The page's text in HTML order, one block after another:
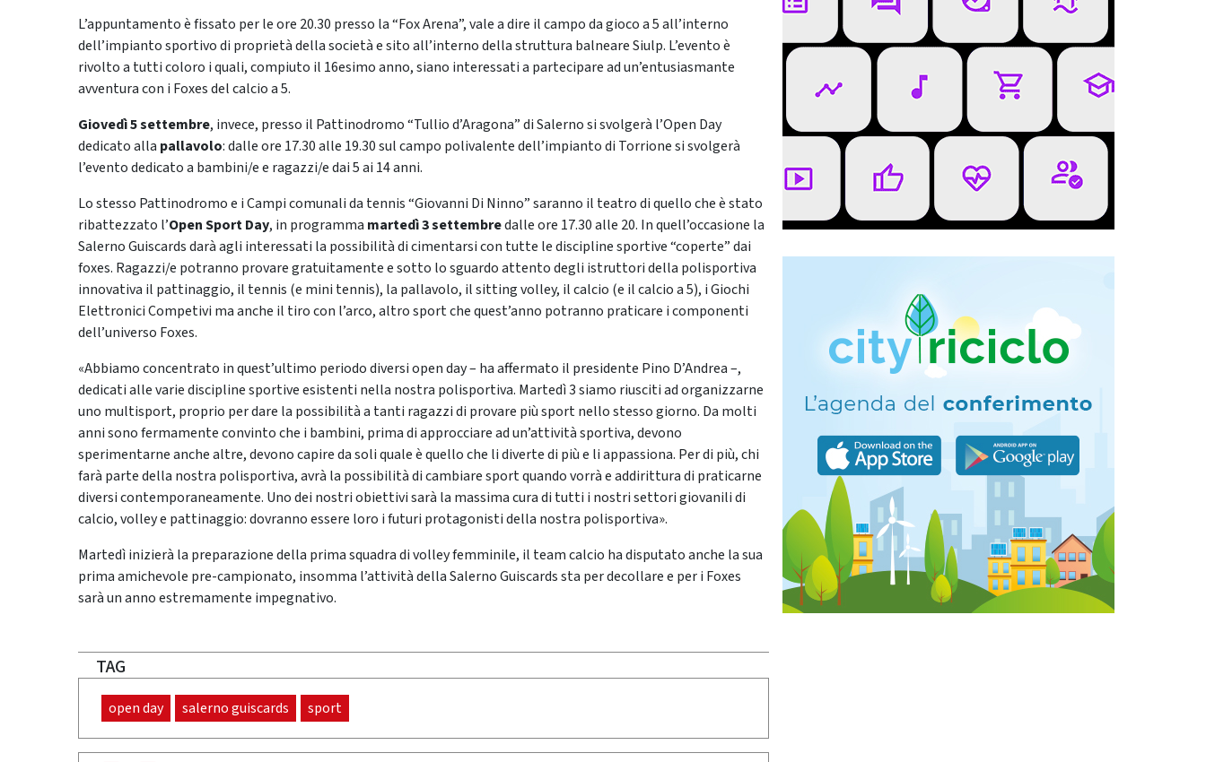
L’appuntamento è fissato per le ore 20.30 presso la “Fox Arena”, vale a dire il campo da gioco a 5 all’interno
dell’impianto sportivo di proprietà della società e sito all’interno della struttura balneare Siulp. L’evento è
rivolto a tutti coloro i quali, compiuto il 16esimo anno, siano interessati a partecipare ad un’entusiasmante
avventura con i Foxes del calcio a 5.
Giovedì 5 settembre, invece, presso il Pattinodromo “Tullio d’Aragona” di Salerno si svolgerà l’Open Day
dedicato alla pallavolo: dalle ore 17.30 alle 19.30 sul campo polivalente dell’impianto di Torrione si svolgerà
l’evento dedicato a bambini/e e ragazzi/e dai 5 ai 14 anni.
Lo stesso Pattinodromo e i Campi comunali da tennis “Giovanni Di Ninno” saranno il teatro di quello che è stato
ribattezzato l’Open Sport Day, in programma martedì 3 settembredalle ore 17.30 alle 20. In quell’occasione la
Salerno Guiscards darà agli interessati la possibilità di cimentarsi con tutte le discipline sportive “coperte” dai
foxes. Ragazzi/e potranno provare gratuitamente e sotto lo sguardo attento degli istruttori della polisportiva
innovativa il pattinaggio, il tennis (e mini tennis), la pallavolo, il sitting volley, il calcio (e il calcio a 5), i Giochi
Elettronici Competivi ma anche il tiro con l’arco, altro sport che quest’anno potranno praticare i componenti
dell’universo Foxes.
«Abbiamo concentrato in quest’ultimo periodo diversi open day – ha affermato il presidente Pino D’Andrea –,
dedicati alle varie discipline sportive esistenti nella nostra polisportiva. Martedì 3 siamo riusciti ad organizzarne
uno multisport, proprio per dare la possibilità a tanti ragazzi di provare più sport nello stesso giorno. Da molti
anni sono fermamente convinto che i bambini, prima di approcciare ad un’attività sportiva, devono
sperimentarne anche altre, devono capire da soli quale è quello che li diverte di più e li appassiona. Per di più, chi
farà parte della nostra polisportiva, avrà la possibilità di cambiare sport quando vorrà e addirittura di praticarne
diversi contemporaneamente. Uno dei nostri obiettivi sarà la massima cura di tutti i nostri settori giovanili di
calcio, volley e pattinaggio: dovranno essere loro i futuri protagonisti della nostra polisportiva».
Martedì inizierà la preparazione della prima squadra di volley femminile, il team calcio ha disputato anche la sua
prima amichevole pre-campionato, insomma l’attività della Salerno Guiscards sta per decollare e per i Foxes
sarà un anno estremamente impegnativo.
TAG
open day salerno guiscards sport